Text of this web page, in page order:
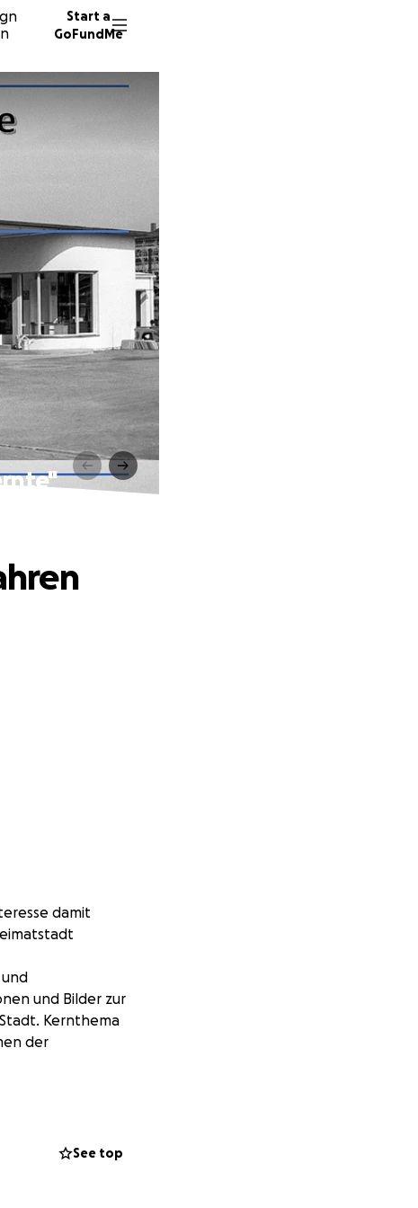
Start a
GoFundMe
damit
und Bilder zur
Kernthema
der
200 Seiten
See top